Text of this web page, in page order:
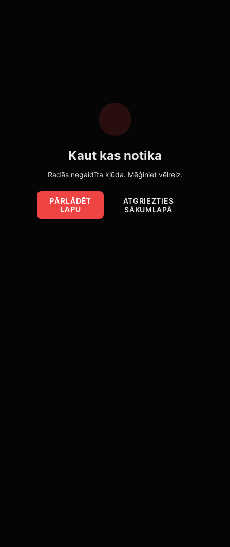
Kaut kas notika
Radās negaidīta kļūda. Mēģiniet vēlreiz.
PĀRLĀDĒT
LAPU
ATGRIEZTIES
SĀKUMLAPĀ